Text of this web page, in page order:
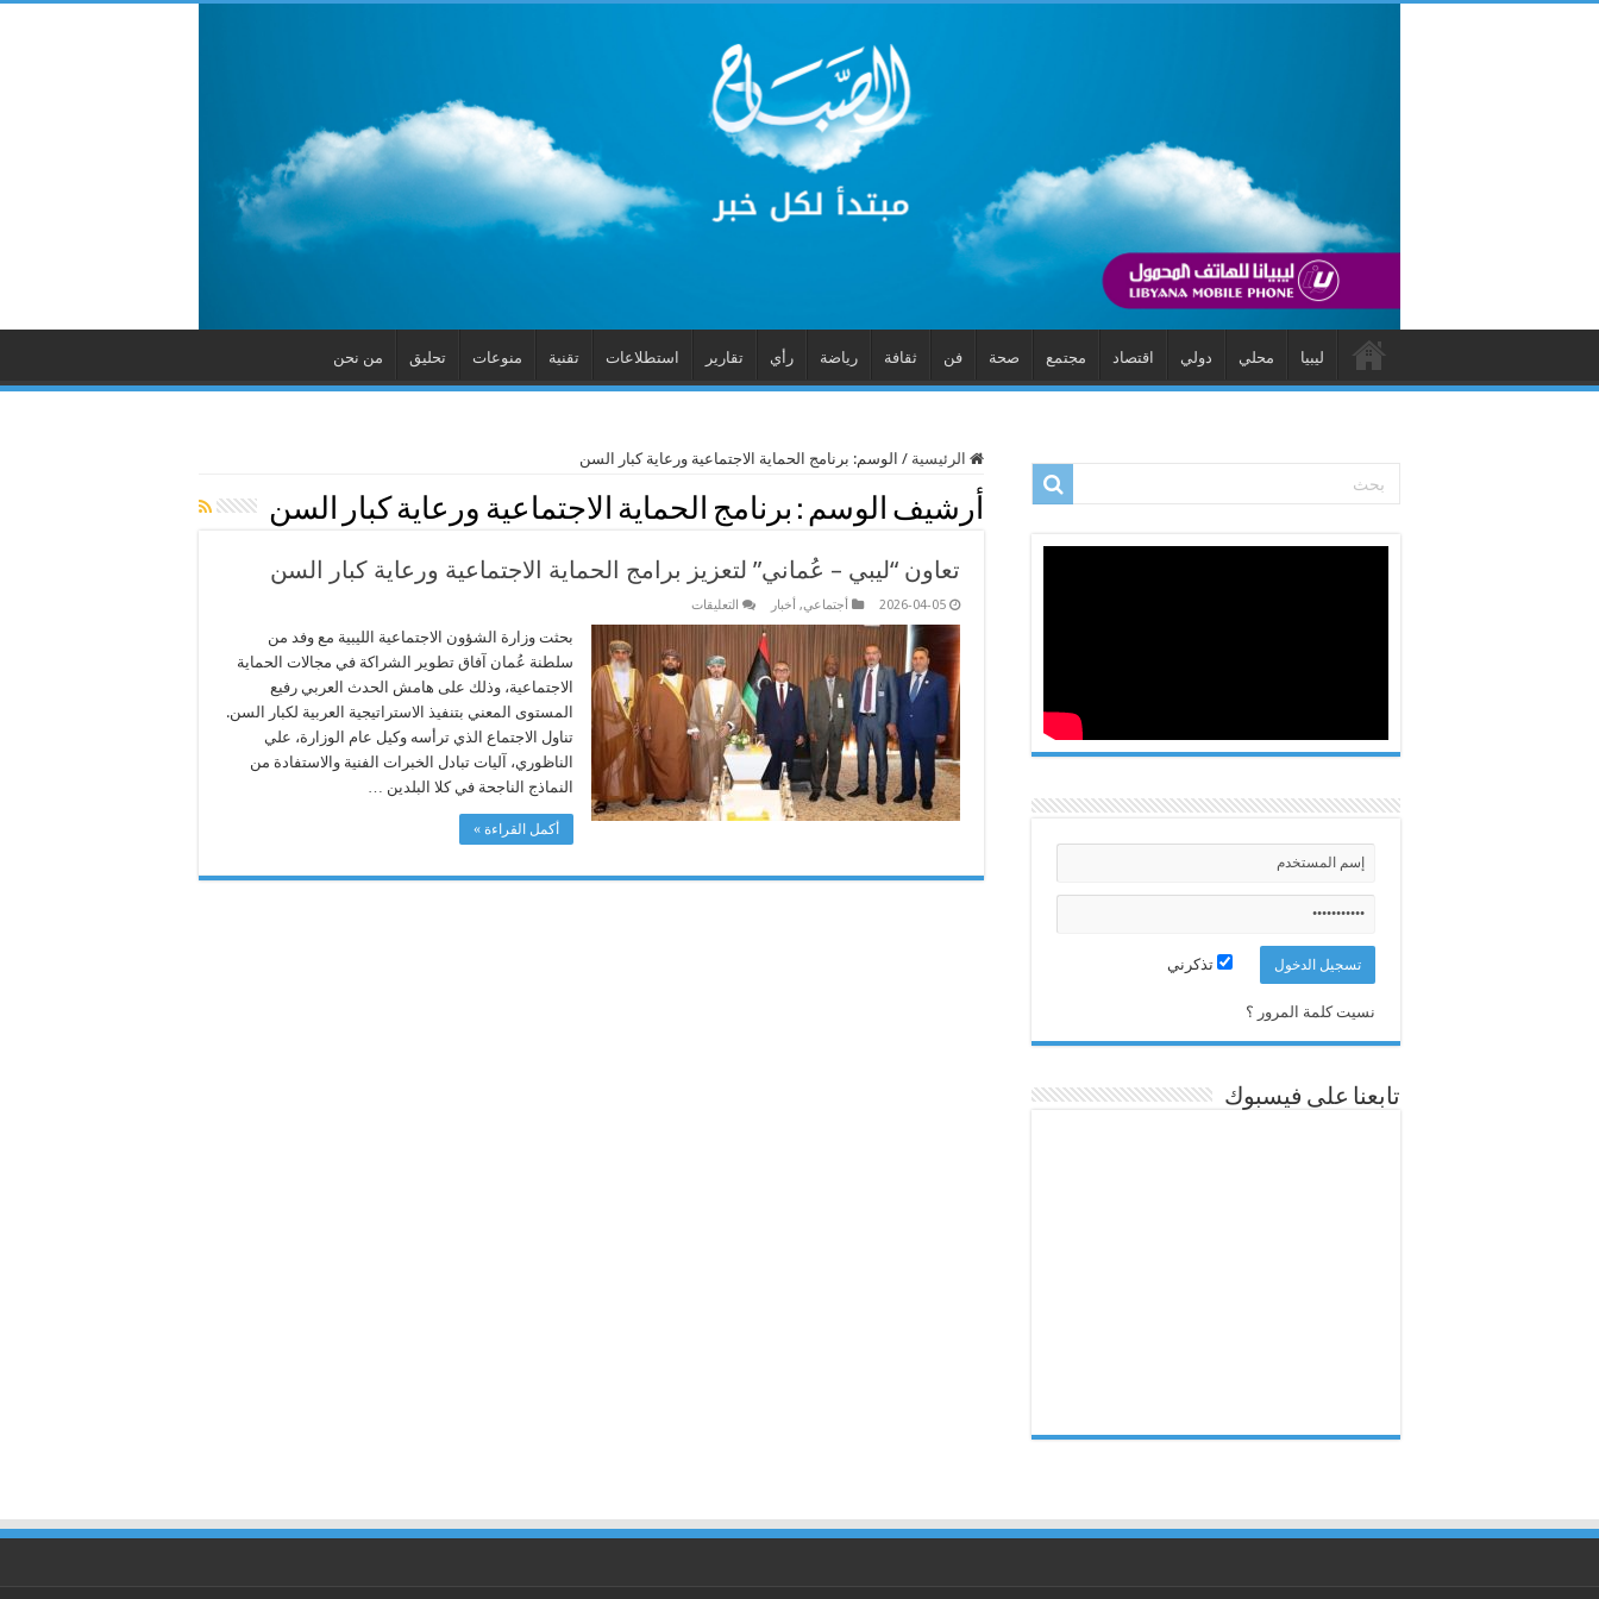
ليبيا محلي دولي اقتصاد مجتمع صحة فن ثقافة رياضة رأي تقارير استطلاعات تقنية منوعات تحليق من نحن
الرئيسية / الوسم: برنامج الحماية الاجتماعية ورعاية كبار السن
أرشيف الوسم : برنامج الحماية الاجتماعية ورعاية كبار السن
تعاون “ليبي – عُماني” لتعزيز برامج الحماية الاجتماعية ورعاية كبار السن
2026-04-05 أجتماعي, أخبار التعليقات
عُماني”
لتعزيز
برامج
الحماية
الاجتماعية
ورعاية
السن
مغلقة
بحثت وزارة الشؤون الاجتماعية الليبية مع وفد من
سلطنة عُمان آفاق تطوير الشراكة في مجالات الحماية
الاجتماعية، وذلك على هامش الحدث العربي رفيع
المستوى المعني بتنفيذ الاستراتيجية العربية لكبار السن.
تناول الاجتماع الذي ترأسه وكيل عام الوزارة، علي
الناظوري، آليات تبادل الخبرات الفنية والاستفادة من
النماذج الناجحة في كلا البلدين …
أكمل القراءة »
تذكرني
نسيت كلمة المرور ؟
تابعنا على فيسبوك